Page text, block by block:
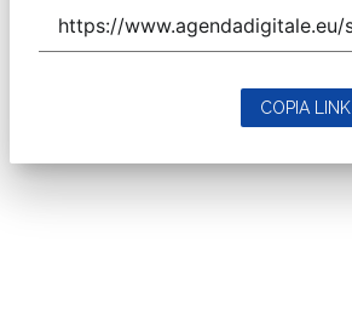
COPIA LINK